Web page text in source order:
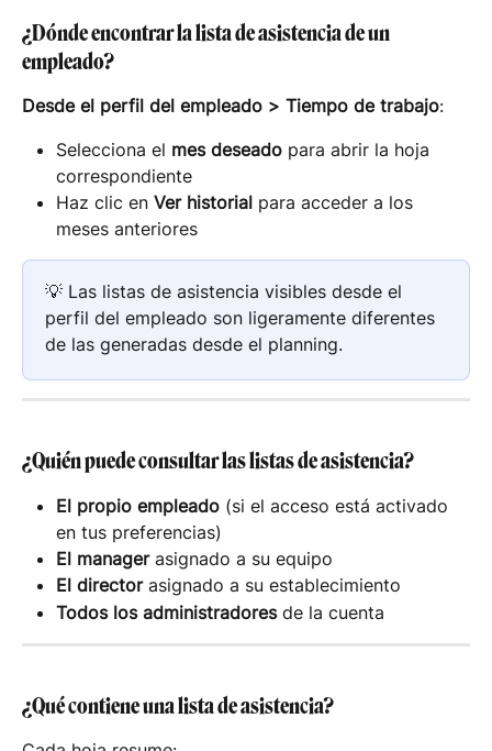
¿Dónde encontrar la lista de asistencia de un
empleado?
Desde el perfil del empleado > Tiempo de trabajo:
Selecciona el mes deseado para abrir la hoja
correspondiente
Haz clic en Ver historial para acceder a los
meses anteriores
💡 Las listas de asistencia visibles desde el
perfil del empleado son ligeramente diferentes
de las generadas desde el planning.
¿Quién puede consultar las listas de asistencia?
El propio empleado (si el acceso está activado
en tus preferencias)
El manager asignado a su equipo
El director asignado a su establecimiento
Todos los administradores de la cuenta
¿Qué contiene una lista de asistencia?